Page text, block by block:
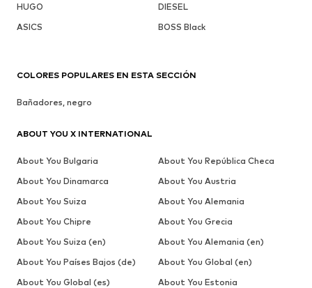
HUGO
DIESEL
ASICS
BOSS Black
COLORES POPULARES EN ESTA SECCIÓN
Bañadores, negro
ABOUT YOU X INTERNATIONAL
About You Bulgaria
About You República Checa
About You Dinamarca
About You Austria
About You Suiza
About You Alemania
About You Chipre
About You Grecia
About You Suiza (en)
About You Alemania (en)
About You Países Bajos (de)
About You Global (en)
About You Global (es)
About You Estonia